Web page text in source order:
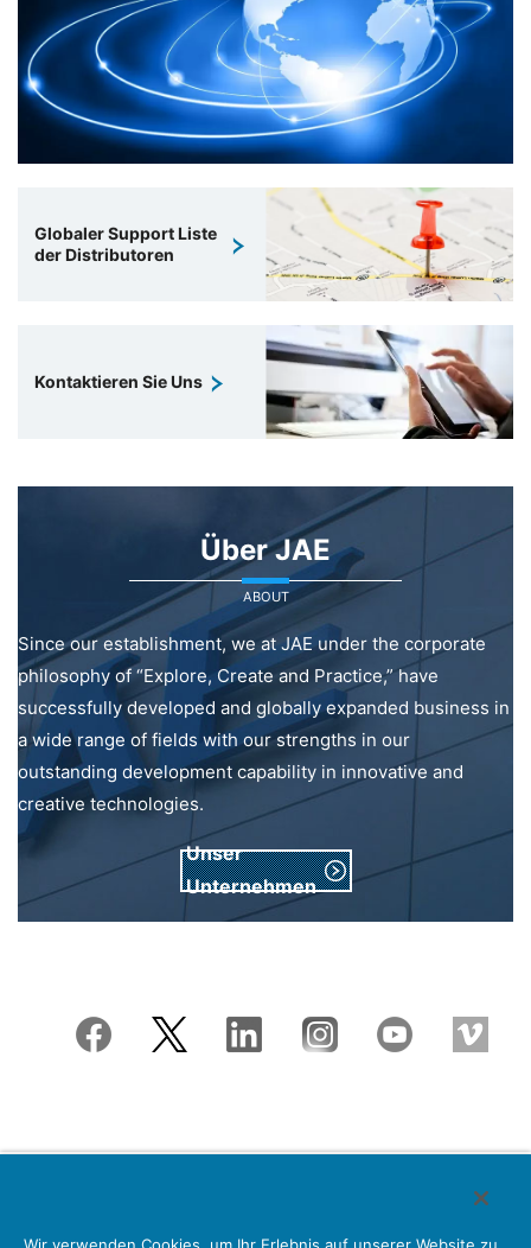
Globaler Support Liste
der Distributoren
Kontaktieren Sie Uns
Über JAE
ABOUT
Since our establishment, we at JAE under the corporate
philosophy of “Explore, Create and Practice,” have
successfully developed and globally expanded business in
a wide range of fields with our strengths in our
outstanding development capability in innovative and
creative technologies.
Unser
Unternehmen